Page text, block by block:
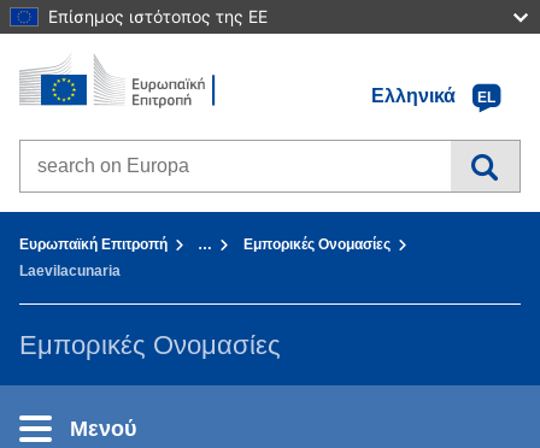
Επίσημος ιστότοπος της ΕΕ
Πηγαίνετε στο περιεχόμενο
Αρχική σελίδα - Ευρωπαϊκή Επιτροπή
Ελληνικά
EL
Search on Europa websites
Ευρωπαϊκή Επιτροπή …
Εμπορικές Ονομασίες
Laevilacunaria
Εμπορικές Ονομασίες
Μενού